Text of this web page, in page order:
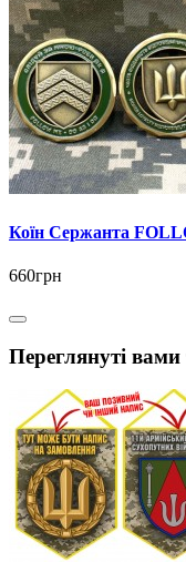
Коїн Сержанта
660грн
Переглянуті